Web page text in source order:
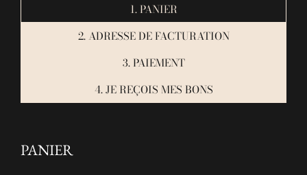
1. PANIER
2. ADRESSE DE FACTURATION
3. PAIEMENT
4. JE REÇOIS MES BONS
PANIER